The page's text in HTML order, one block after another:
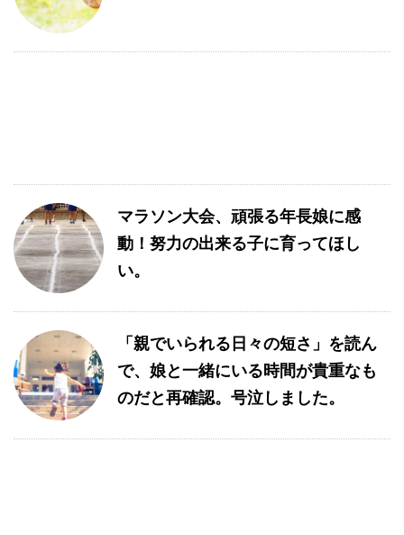
マラソン大会、頑張る年長娘に感
動！努力の出来る子に育ってほし
い。
「親でいられる日々の短さ」を読ん
で、娘と一緒にいる時間が貴重なも
のだと再確認。号泣しました。